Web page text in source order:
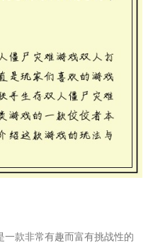
一款非常有趣而富有挑战性的